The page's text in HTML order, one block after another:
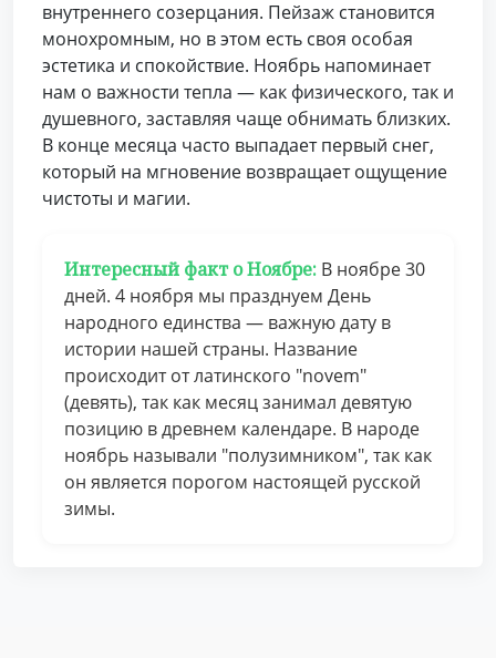
внутреннего созерцания. Пейзаж становится
монохромным, но в этом есть своя особая
эстетика и спокойствие. Ноябрь напоминает
нам о важности тепла — как физического, так и
душевного, заставляя чаще обнимать близких.
В конце месяца часто выпадает первый снег,
который на мгновение возвращает ощущение
чистоты и магии.
Интересный факт о Ноябре: В ноябре 30
дней. 4 ноября мы празднуем День
народного единства — важную дату в
истории нашей страны. Название
происходит от латинского "novem"
(девять), так как месяц занимал девятую
позицию в древнем календаре. В народе
ноябрь называли "полузимником", так как
он является порогом настоящей русской
зимы.